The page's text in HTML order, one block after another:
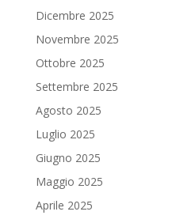
Dicembre 2025
Novembre 2025
Ottobre 2025
Settembre 2025
Agosto 2025
Luglio 2025
Giugno 2025
Maggio 2025
Aprile 2025